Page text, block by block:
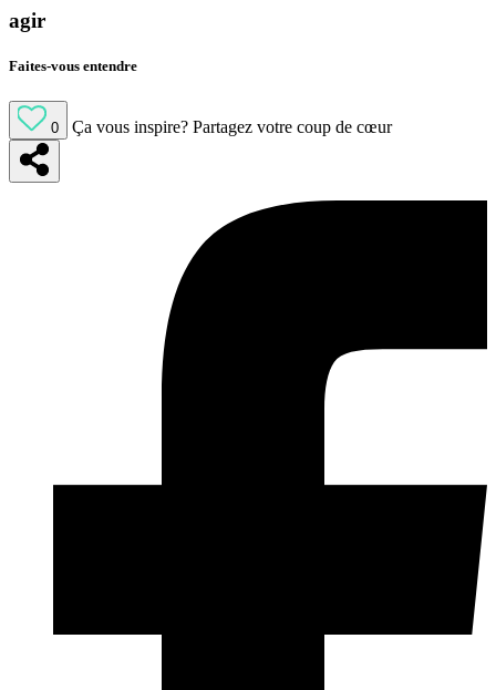
agir
Faites-vous entendre
0 Ça vous inspire? Partagez votre coup de cœur